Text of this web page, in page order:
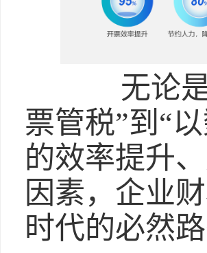
无论是
票管税”到“
的效率提升
因素，企业
时代的必然路